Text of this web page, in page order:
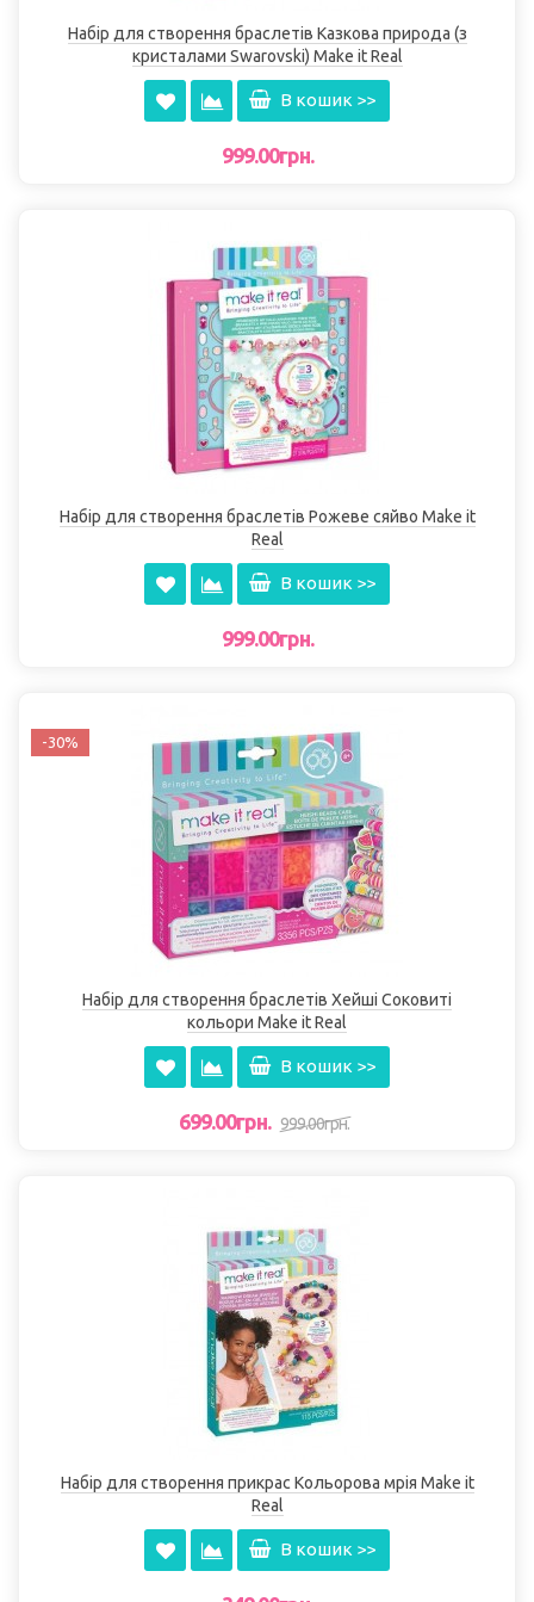
Набір для створення браслетів Казкова природа (з
кристалами Swarovski) Make it Real
В кошик >>
999.00грн.
Набір для створення браслетів Рожеве сяйво Make it
Real
В кошик >>
999.00грн.
-30%
Набір для створення браслетів Хейші Соковиті
кольори Make it Real
В кошик >>
699.00грн. 999.00грн.
Набір для створення прикрас Кольорова мрія Make it
Real
В кошик >>